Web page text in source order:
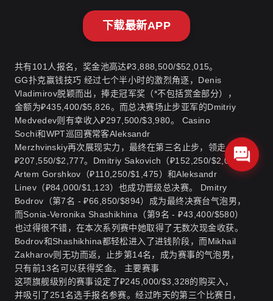
下载最新APP
共有101人报名，奖金池高达₽3,888,500/$52,015。
GG扑克赢钱技巧 经过七个半小时的激烈角逐，Denis
Vladimirov脱颖而出，捧走冠军奖（*不包括赏金部分），
金额为₽435,400/$5,826。而总决赛场止步亚军的Dmitriy
Medvedev则有幸收入₽297,500/$3,980。 Casino
Sochi和WPT巡回赛常客Aleksandr
Merzhvinskiy再次展现实力，最终在第三名止步，领走
₽207,550/$2,777。Dmitriy Sakovich（₽152,250/$2,037）、
Artem Gorshkov（₽110,250/$1,475）和Aleksandr
Linev（₽84,000/$1,123）也成功晋级总决赛。 Dmitry
Bodrov（第7名 - ₽66,850/$894）成为最终决赛台气泡男，
而Sonia-Veronika Shashikhina（第9名 - ₽43,400/$580）
也过得很不错，在本次系列赛中她取得了无数次现金收获。
Bodrov和Shashikhina都轻松进入了进钱阶段，而Mikhail
Zakharov则无功而返，止步第14名，成为赛事的气泡男，
只有前13名可以获得奖金。 主要赛事
这项旗舰级别的赛事设定了₽245,000/$3,328的购买入，
并吸引了251名选手报名参赛。经过昨天的第三个比赛日，